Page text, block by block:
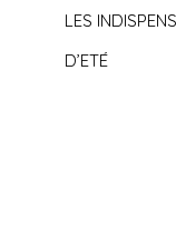
LES
D’ETÉ